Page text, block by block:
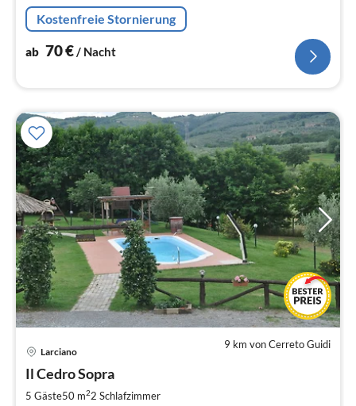
Pistoia.
Kostenfreie Stornierung
ab 70€/ Nacht
9 km von Cerreto Guidi
Larciano
Il Cedro Sopra
5 Gäste50 m22 Schlafzimmer